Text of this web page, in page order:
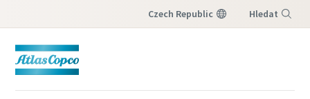
Czech Republic Hledat